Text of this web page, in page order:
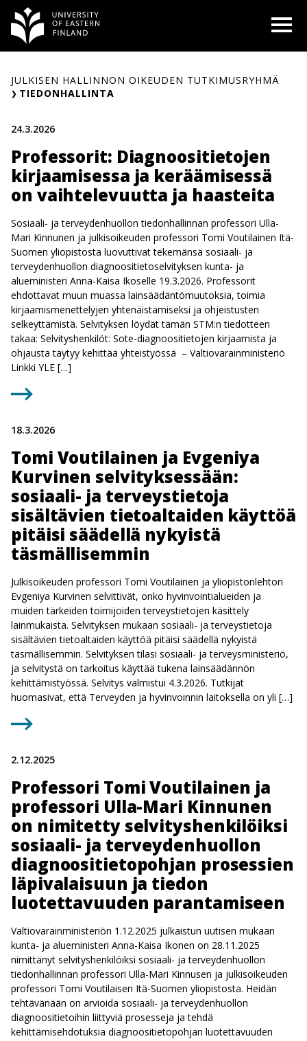
Siirry
sisältöön
JULKISEN HALLINNON OIKEUDEN TUTKIMUSRYHMÄ
TIEDONHALLINTA
24.3.2026
Professorit: Diagnoositietojen
kirjaamisessa ja keräämisessä
on vaihtelevuutta ja haasteita
Sosiaali- ja terveydenhuollon tiedonhallinnan professori Ulla-
Mari Kinnunen ja julkisoikeuden professori Tomi Voutilainen Itä-
Suomen yliopistosta luovuttivat tekemänsä sosiaali- ja
terveydenhuollon diagnoositietoselvityksen kunta- ja
alueministeri Anna-Kaisa Ikoselle 19.3.2026. Professorit
ehdottavat muun muassa lainsäädäntömuutoksia, toimia
kirjaamismenettelyjen yhtenäistämiseksi ja ohjeistusten
selkeyttämistä. Selvityksen löydät tämän STM:n tiedotteen
takaa: Selvityshenkilöt: Sote-diagnoositietojen kirjaamista ja
ohjausta täytyy kehittää yhteistyössä – Valtiovarainministeriö
Linkki YLE […]
18.3.2026
Tomi Voutilainen ja Evgeniya
Kurvinen selvityksessään:
sosiaali- ja terveystietoja
sisältävien tietoaltaiden käyttöä
pitäisi säädellä nykyistä
täsmällisemmin
Julkisoikeuden professori Tomi Voutilainen ja yliopistonlehtori
Evgeniya Kurvinen selvittivät, onko hyvinvointialueiden ja
muiden tärkeiden toimijoiden terveystietojen käsittely
lainmukaista. Selvityksen mukaan sosiaali- ja terveystietoja
sisältävien tietoaltaiden käyttöä pitäisi säädellä nykyistä
täsmällisemmin. Selvityksen tilasi sosiaali- ja terveysministeriö,
ja selvitystä on tarkoitus käyttää tukena lainsäädännön
kehittämistyössä. Selvitys valmistui 4.3.2026. Tutkijat
huomasivat, että Terveyden ja hyvinvoinnin laitoksella on yli […]
2.12.2025
Professori Tomi Voutilainen ja
professori Ulla-Mari Kinnunen
on nimitetty selvityshenkilöiksi
sosiaali- ja terveydenhuollon
diagnoositietopohjan prosessien
läpivalaisuun ja tiedon
luotettavuuden parantamiseen
Valtiovarainministeriön 1.12.2025 julkaistun uutisen mukaan
kunta- ja alueministeri Anna-Kaisa Ikonen on 28.11.2025
nimittänyt selvityshenkilöiksi sosiaali- ja terveydenhuollon
tiedonhallinnan professori Ulla-Mari Kinnusen ja julkisoikeuden
professori Tomi Voutilaisen Itä-Suomen yliopistosta. Heidän
tehtävänään on arvioida sosiaali- ja terveydenhuollon
diagnoositietoihin liittyviä prosesseja ja tehdä
kehittämisehdotuksia diagnoositietopohjan luotettavuuden